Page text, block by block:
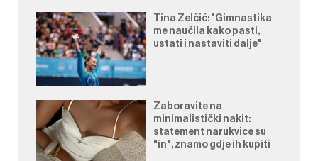
Tina Zelčić: "Gimnastika
me naučila kako pasti,
ustati i nastaviti dalje"
Zaboravite na
minimalistički nakit:
statement narukvice su
"in", znamo gdje ih kupiti